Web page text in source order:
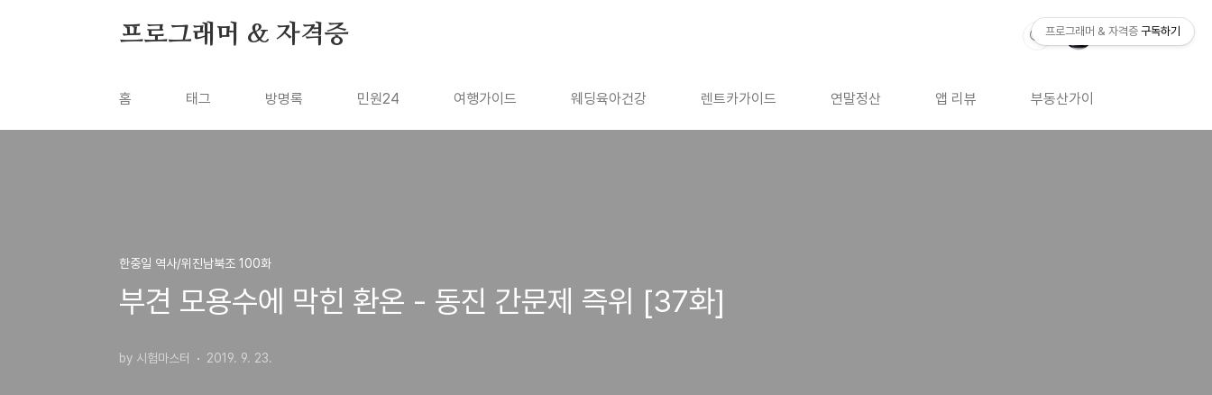
프로그래머 & 자격증
홈 태그 방명록 민원24 여행가이드 웨딩육아건강 렌트카가이드 연말정산 앱 리뷰 부동산가이드
한중일 역사/위진남북조 100화
부견 모용수에 막힌 환온 - 동진 간문제 즉위 [37화]
by 시험마스터 2019. 9. 23.
프로그래머 & 자격증 구독하기